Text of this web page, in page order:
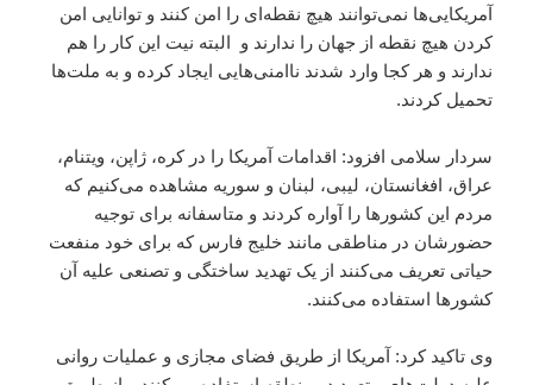
آمریکایی‌ها نمی‌توانند هیچ نقطه‌ای را امن کنند و توانایی امن
کردن هیچ نقطه از جهان را ندارند و البته نیت این کار را هم
ندارند و هر کجا وارد شدند ناامنی‌هایی ایجاد کرده و به ملت‌ها
تحمیل کردند.
سردار سلامی افزود: اقدامات آمریکا را در کره، ژاپن، ویتنام،
عراق، افغانستان، لیبی، لبنان و سوریه مشاهده می‌کنیم که
مردم این کشورها را آواره کردند و متاسفانه برای توجیه
حضورشان در مناطقی مانند خلیج فارس که برای خود منفعت
حیاتی تعریف می‌کنند از یک تهدید ساختگی و تصنعی علیه آن
کشورها استفاده می‌کنند.
وی تاکید کرد: آمریکا از طریق فضای مجازی و عملیات روانی